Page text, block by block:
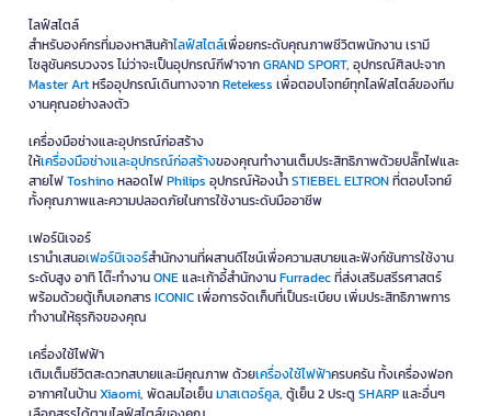
ไลฟ์สไตล์
สำหรับองค์กรที่มองหาสินค้าไลฟ์สไตล์เพื่อยกระดับคุณภาพชีวิตพนักงาน เรามี
โซลูชันครบวงจร ไม่ว่าจะเป็นอุปกรณ์กีฬาจากGRAND SPORT, อุปกรณ์ศิลปะจาก
Master Artหรืออุปกรณ์เดินทางจากRetekess เพื่อตอบโจทย์ทุกไลฟ์สไตล์ของทีม
งานคุณอย่างลงตัว
เครื่องมือช่างและอุปกรณ์ก่อสร้าง
ให้เครื่องมือช่างและอุปกรณ์ก่อสร้างของคุณทำงานเต็มประสิทธิภาพด้วยปลั๊กไฟและ
สายไฟToshinoหลอดไฟPhilips อุปกรณ์ห้องน้ำSTIEBEL ELTRONที่ตอบโจทย์
ทั้งคุณภาพและความปลอดภัยในการใช้งานระดับมืออาชีพ
เฟอร์นิเจอร์
เรานำเสนอเฟอร์นิเจอร์สำนักงานที่ผสานดีไซน์เพื่อความสบายและฟังก์ชันการใช้งาน
ระดับสูง อาทิ โต๊ะทำงานONEและเก้าอี้สำนักงานFurradecที่ส่งเสริมสรีรศาสตร์
พร้อมด้วยตู้เก็บเอกสารICONICเพื่อการจัดเก็บที่เป็นระเบียบ เพิ่มประสิทธิภาพการ
ทำงานให้ธุรกิจของคุณ
เครื่องใช้ไฟฟ้า
เติมเต็มชีวิตสะดวกสบายและมีคุณภาพ ด้วยเครื่องใช้ไฟฟ้าครบครัน ทั้งเครื่องฟอก
อากาศในบ้านXiaomi, พัดลมไอเย็นมาสเตอร์คูล, ตู้เย็น 2 ประตูSHARPและอื่นๆ